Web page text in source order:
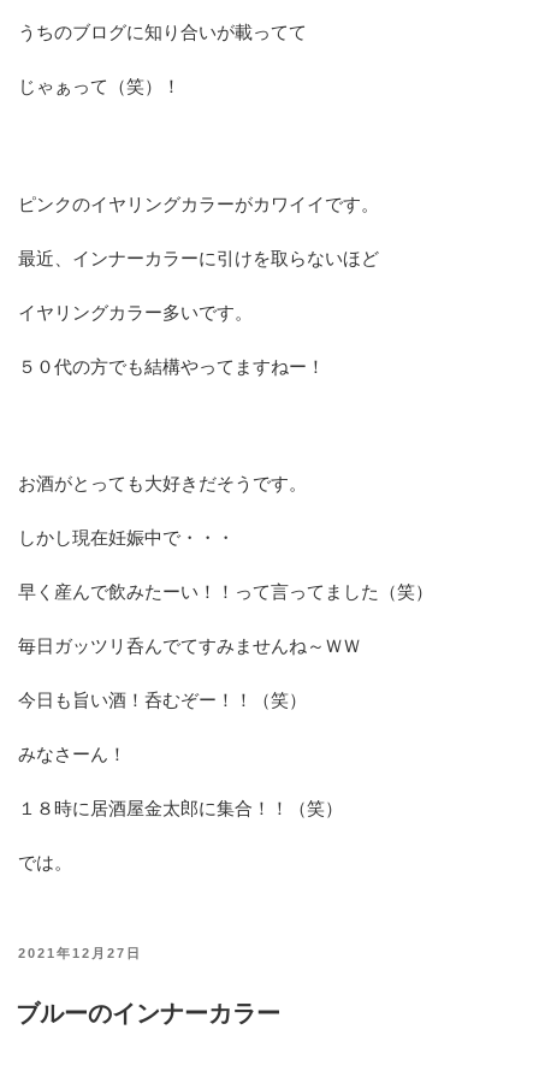
うちのブログに知り合いが載ってて
じゃぁって（笑）！
ピンクのイヤリングカラーがカワイイです。
最近、インナーカラーに引けを取らないほど
イヤリングカラー多いです。
５０代の方でも結構やってますねー！
お酒がとっても大好きだそうです。
しかし現在妊娠中で・・・
早く産んで飲みたーい！！って言ってました（笑）
毎日ガッツリ呑んでてすみませんね～ＷＷ
今日も旨い酒！呑むぞー！！（笑）
みなさーん！
１８時に居酒屋金太郎に集合！！（笑）
では。
投
日:
2021年12月27日
ブルーのインナーカラー